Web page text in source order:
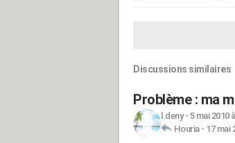
Discussions similaires
Problème : ma
l.deny- 5 mai 2010
Houria- 17 mai